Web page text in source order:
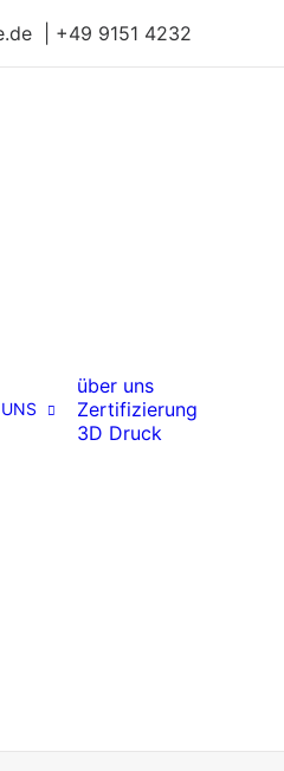
| +49 9151 4232
über uns
Zertifizierung
3D Druck